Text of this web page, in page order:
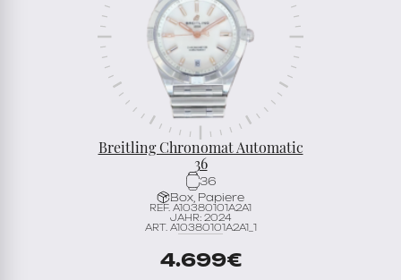
Breitling Chronomat Automatic
36
36
Box, Papiere
REF. A10380101A2A1
JAHR: 2024
ART. A10380101A2A1_1
4.699€